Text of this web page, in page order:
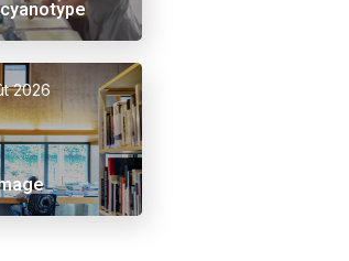
Schuurbiers.
2026